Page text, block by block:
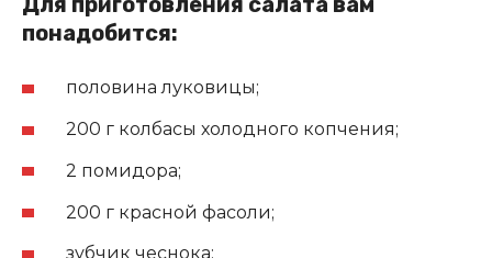
понадобится:
половина луковицы;
200 г колбасы холодного копчения;
2 помидора;
200 г красной фасоли;
зубчик чеснока;